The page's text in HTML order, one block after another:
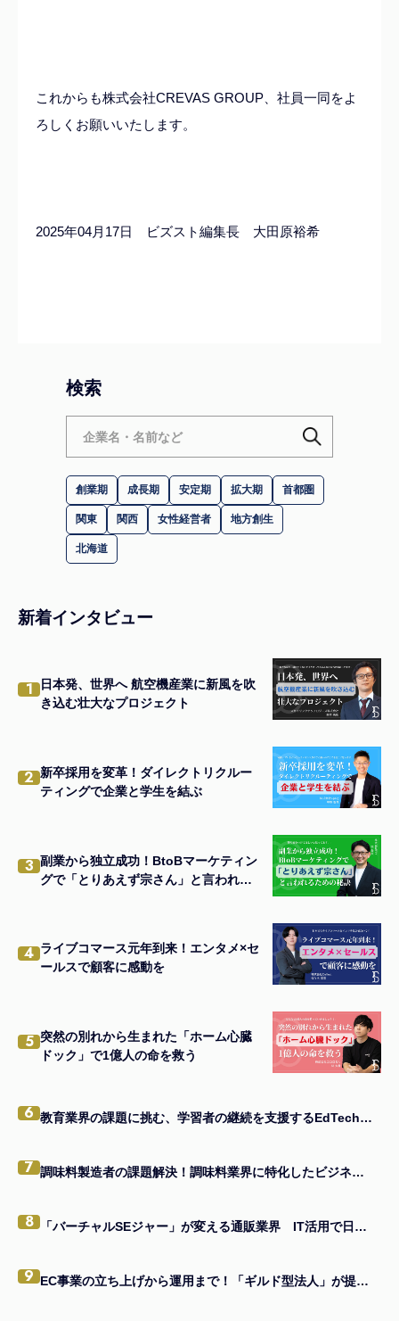
これからも株式会社CREVAS GROUP、社員一同をよ
ろしくお願いいたします。
2025年04月17日 ビズスト編集長 大田原裕希
検索
創業期 成長期 安定期 拡大期 首都圏
関東 関西 女性経営者 地方創生
北海道
新着インタビュー
1
日本発、世界へ 航空機産業に新風を吹
き込む壮大なプロジェクト
2 新卒採用を変革！ダイレクトリクルー
ティングで企業と学生を結ぶ
3 副業から独立成功！BtoBマーケティン
グで「とりあえず宗さん」と言われる
4 ライブコマース元年到来！エンタメ×セ
ールスで顧客に感動を
5 突然の別れから生まれた「ホーム心臓
ドック」で1億人の命を救う
6 教育業界の課題に挑む、学習者の継続を支援するEdTechアプリの秘訣とは
7 調味料製造者の課題解決！調味料業界に特化したビジネスモデルの真髄
8 「バーチャルSEジャー」が変える通販業界 IT活用で日本一を目指す企業の味方になる
9 EC事業の立ち上げから運用まで！「ギルド型法人」が提供する一貫支援とは